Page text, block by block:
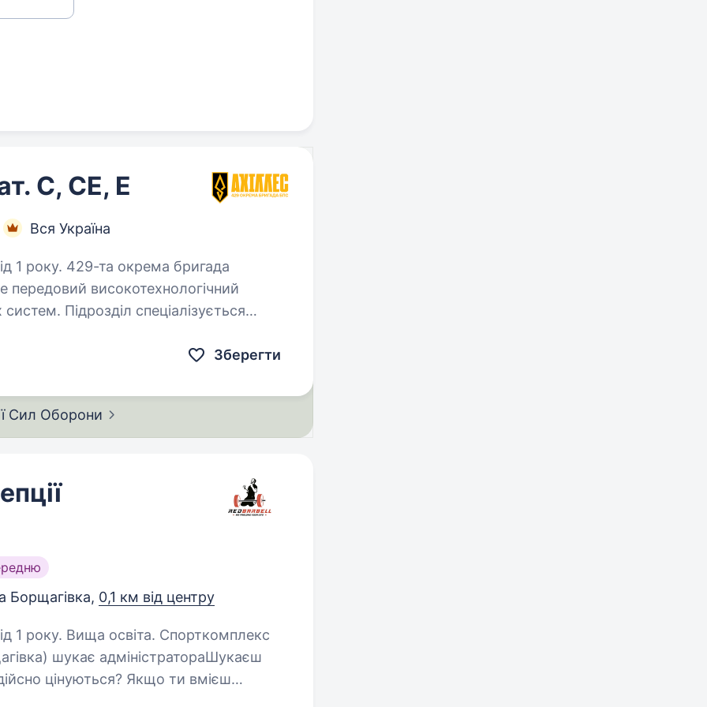
С, CE, E
Вся Україна
бригада
передовий високотехнологічний
Підрозділ спеціалізується
Зберегти
Сил Оборони
Борщагівка, 0,1 км від центру
освіта. Спорткомплекс
шукає адміністратораШукаєш
цінуються? Якщо ти вмієш